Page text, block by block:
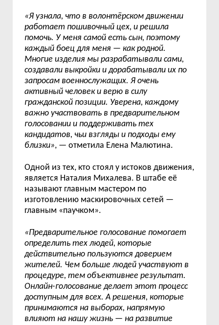
«Я узнала, что в волонтёрском движении
работает пошивочный цех, и решила
помочь. У меня самой есть сын, поэтому
каждый боец для меня — как родной.
Многие изделия мы разрабатывали сами,
создавали выкройки и дорабатывали их по
запросам военнослужащих. Я очень
активный человек и верю в силу
гражданской позиции. Уверена, каждому
важно участвовать в предварительном
голосовании и поддерживать тех
кандидатов, чьи взгляды и подходы ему
близки», — отметила Елена Малютина.
Одной из тех, кто стоял у истоков движения,
является Наталия Михалева. В штабе её
называют главным мастером по
изготовлению маскировочных сетей —
главным «паучком».
«Предварительное голосование помогает
определить тех людей, которые
действительно пользуются доверием
жителей. Чем больше людей участвуют в
процедуре, тем объективнее результат.
Онлайн-голосование делает этот процесс
доступным для всех. А решения, которые
принимаются на выборах, напрямую
влияют на нашу жизнь — на развитие